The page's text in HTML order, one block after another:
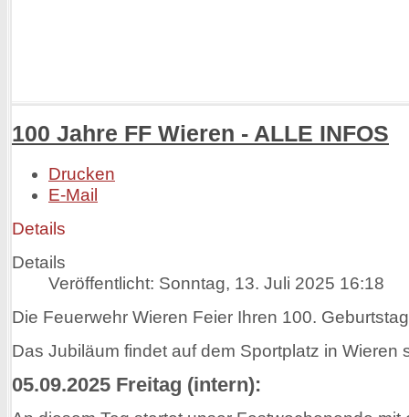
100 Jahre FF Wieren - ALLE INFOS
Drucken
E-Mail
Details
Details
Veröffentlicht: Sonntag, 13. Juli 2025 16:18
Die Feuerwehr Wieren Feier Ihren 100.
Das Jubiläum findet auf dem Sportplatz in Wieren
05.09.2025 Freitag (intern):